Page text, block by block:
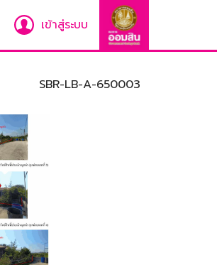
เข้าสู่ระบบ
SBR-LB-A-650003